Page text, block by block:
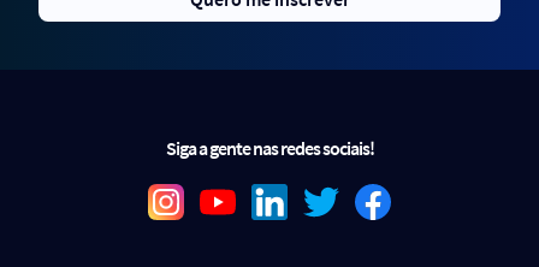
Siga a gente nas redes sociais!